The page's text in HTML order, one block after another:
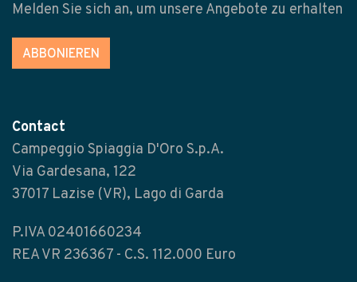
Melden Sie sich an, um unsere Angebote zu erhalten
ABBONIEREN
Contact
Campeggio Spiaggia D'Oro S.p.A.
Via Gardesana, 122
37017 Lazise (VR), Lago di Garda
P.IVA 02401660234
REA VR 236367 - C.S. 112.000 Euro